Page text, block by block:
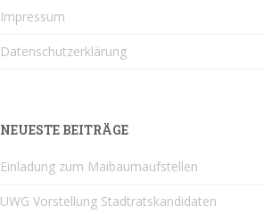
Impressum
Datenschutzerklärung
NEUESTE BEITRÄGE
Einladung zum Maibaumaufstellen
UWG Vorstellung Stadtratskandidaten